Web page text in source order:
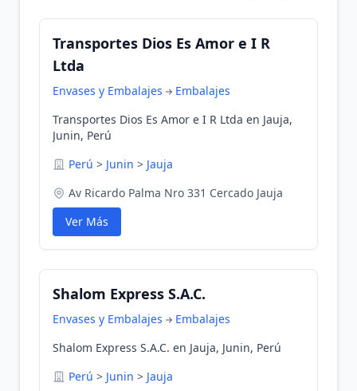
Transportes Dios Es Amor e I R
Ltda
Envases y Embalajes
Embalajes
Transportes Dios Es Amor e I R Ltda en Jauja,
Junin, Perú
Perú > Junin > Jauja
Av Ricardo Palma Nro 331 Cercado Jauja
Ver Más
Shalom Express S.A.C.
Envases y Embalajes
Embalajes
Shalom Express S.A.C. en Jauja, Junin, Perú
Perú > Junin > Jauja